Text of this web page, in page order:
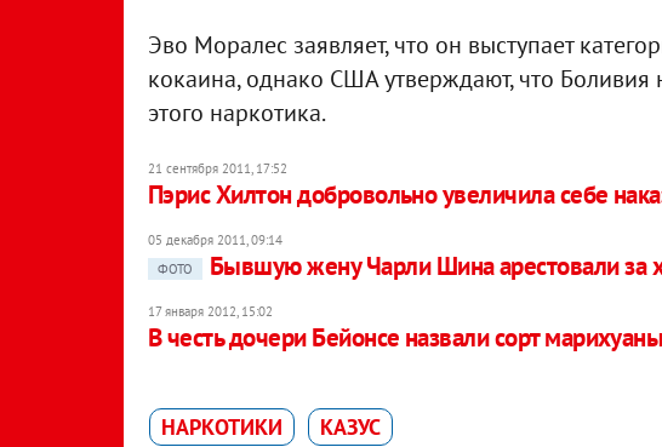
Эво Моралес заявляет, что он выступает
кокаина, однако США утверждают, что Боливия
этого наркотика.
21 сентября 2011, 17:52
Пэрис Хилтон добровольно увеличила себе
05 декабря 2011, 09:14
ФОТО
Бывшую жену Чарли Шина арестовали за
17 января 2012, 15:02
В честь дочери Бейонсе назвали сорт марихуаны
НАРКОТИКИ КАЗУС